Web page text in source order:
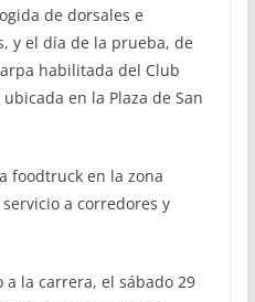
de dorsales e
y el día de la prueba, de
habilitada del Club
en la Plaza de San
foodtruck en la zona
a corredores y
la carrera, el sábado 29